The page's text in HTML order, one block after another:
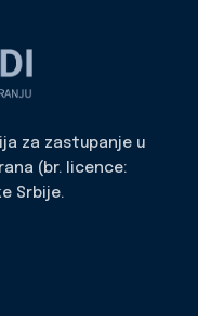
za zastupanje u
(br. licence:
Srbije.